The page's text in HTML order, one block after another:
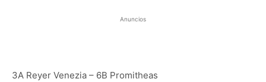
Anuncios
3A Reyer Venezia – 6B Promitheas